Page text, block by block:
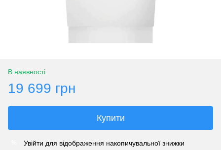
В наявності
19 699 грн
Купити
Увійти для відображення накопичувальної знижки